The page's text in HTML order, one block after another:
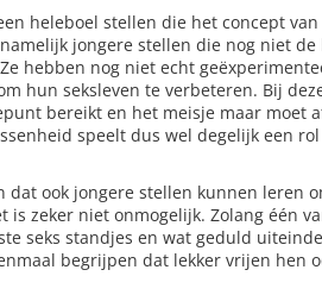
heleboel stellen die het concept
jongere stellen die nog niet
hebben nog niet echt
hun seksleven te verbeteren. Bij
bereikt en het meisje maar moet
speelt dus wel degelijk een
dat ook jongere stellen kunnen leren
is zeker niet onmogelijk. Zolang één
seks standjes en wat geduld
begrijpen dat lekker vrijen hen